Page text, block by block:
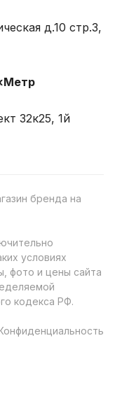
д.10 стр.3,
32к25, 1й
бренда на
условиях
фото и цены сайта
кодекса РФ.